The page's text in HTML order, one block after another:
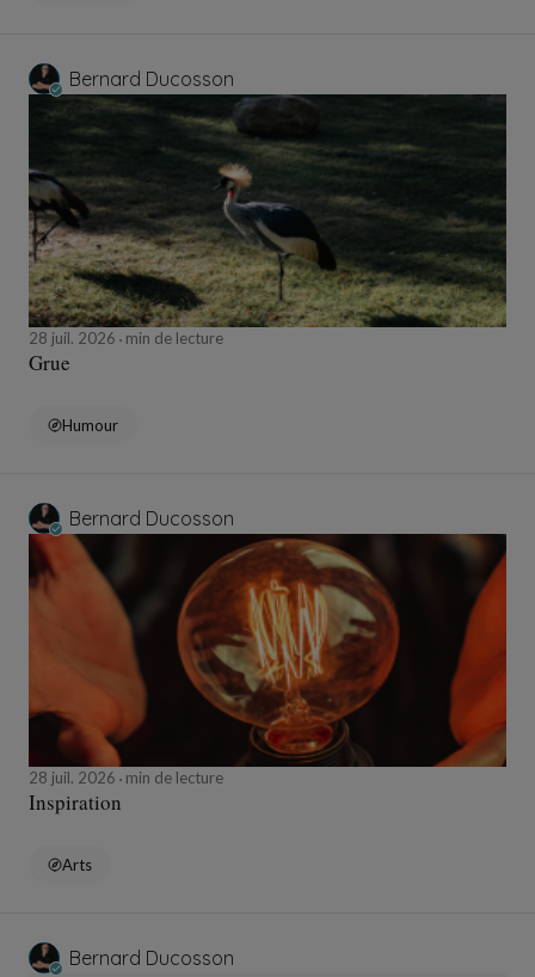
Bernard Ducosson
28 juil. 2026 min de lecture
Grue
Humour
Bernard Ducosson
28 juil. 2026 min de lecture
Inspiration
Arts
Bernard Ducosson